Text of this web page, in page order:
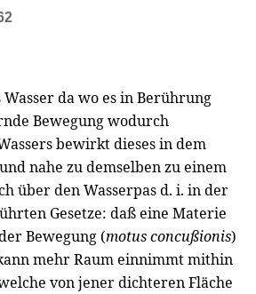
da wo es in Berührung
Bewegung wodurch
bewirkt dieses in dem
nahe zu demselben zu einem
über den Wasserpas d. i. in der
Gesetze: daß eine Materie
Bewegung (motus concußionis)
mehr Raum einnimmt mithin
von jener dichteren Fläche